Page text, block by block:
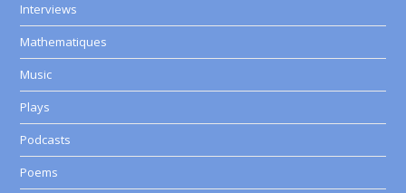
Interviews
Mathematiques
Music
Plays
Podcasts
Poems